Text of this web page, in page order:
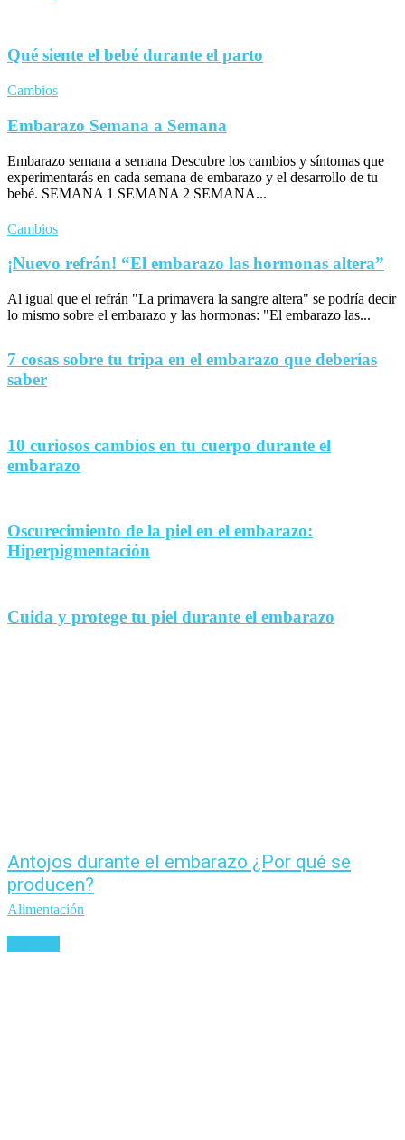
Qué siente el bebé durante el parto
Cambios
Embarazo Semana a Semana
Embarazo semana a semana Descubre los cambios y síntomas que
experimentarás en cada semana de embarazo y el desarrollo de tu
bebé. SEMANA 1 SEMANA 2 SEMANA...
Cambios
¡Nuevo refrán! “El embarazo las hormonas altera”
Al igual que el refrán "La primavera la sangre altera" se podría decir
lo mismo sobre el embarazo y las hormonas: "El embarazo las...
7 cosas sobre tu tripa en el embarazo que deberías
saber
10 curiosos cambios en tu cuerpo durante el
embarazo
Oscurecimiento de la piel en el embarazo:
Hiperpigmentación
Cuida y protege tu piel durante el embarazo
Antojos durante el embarazo ¿Por qué se
producen?
Alimentación